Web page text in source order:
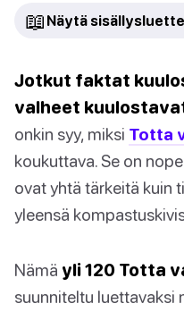
📖 Näytä
Jotkut faktat
valheet
onkin syy, miksi Totta
koukuttava. Se on
ovat yhtä tärkeitä kuin
yleensä
Nämä yli 120 Totta
suunniteltu luettavaksi